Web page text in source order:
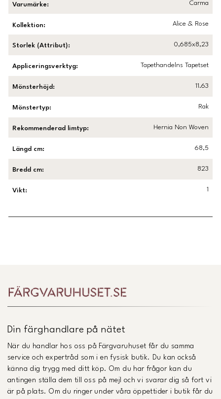
Varumärke: Carma
Kollektion: Alice & Rose
Storlek (Attribut): 0,685x8,23
Appliceringsverktyg: Tapethandelns Tapetset
Mönsterhöjd : 11.63
Mönstertyp: Rak
Rekommenderad limtyp: Hernia Non Woven
Längd cm: 68,5
Bredd cm: 823
Vikt: 1
Din färghandlare på nätet
När du handlar hos oss på Färgvaruhuset får du samma
service och expertråd som i en fysisk butik. Du kan också
känna dig trygg med ditt köp. Om du har frågor kan du
antingen ställa dem till oss på mejl och vi svarar dig så fort vi
är på plats. Om du ringer under våra öppettider i butik får du